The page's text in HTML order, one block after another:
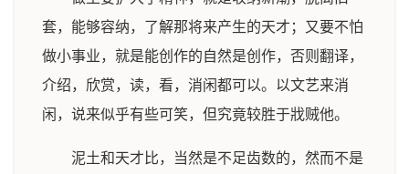
套，能够容纳，了解那将来产生的天才；又要不怕
做小事业，就是能创作的自然是创作，否则翻译，
介绍，欣赏，读，看，消闲都可以。以文艺来消
闲，说来似乎有些可笑，但究竟较胜于戕贼他。
泥土和天才比，当然是不足齿数的，然而不是